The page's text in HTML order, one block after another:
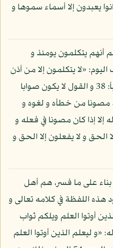
يعبدون إلا أسماء سموها و
أنهم يتكلمون يومئذ و
«لا يتكلمون إلا من أذن
له الرحمن و قال صوابا»: النبأ: 38 و القول لا يكون صوابا
مصونا من خطأه و لغوه و
إلا إذا كان مصونا في فعله و
الحق و لا يفعلون إلا الحق و
بناء على ما فسر، هم أهل
اللفظة في كلامه تعالى و
أوتوا العلم ويلكم ثواب
القصص: 80، و قوله: «و ليعلم الذين أوتوا العلم